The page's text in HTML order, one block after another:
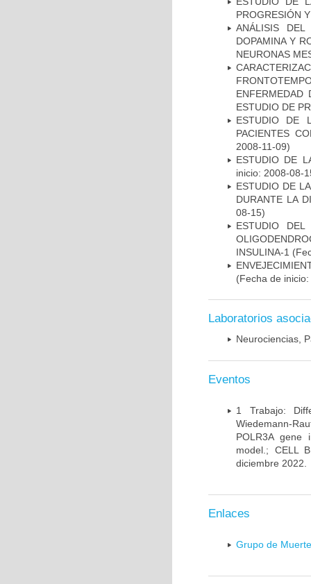
PROGRESIÓN
ANÁLISIS
DOPAMINA Y
NEURONAS
ENFERMEDAD
ESTUDIO DE
ESTUDIO DE
PACIENTES
2008-11-09)
ESTUDIO DE
inicio: 2008-08-
ESTUDIO DE
DURANTE LA
08-15)
ESTUDIO
INSULINA-1
(Fecha de
Laboratorios
Neurociencias,
Eventos
1 Trabajo:
Wiedemann-
POLR3A gene
model.; CELL
diciembre 2022.
Enlaces
Grupo de